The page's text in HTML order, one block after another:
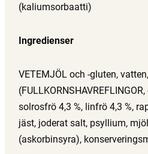
(kaliumsorbaatti)
Ingredienser
VETEMJÖL och -gluten,
solrosfrö 4,3 %, linfrö 4,3 %,
jäst, joderat salt, psyllium,
(askorbinsyra),